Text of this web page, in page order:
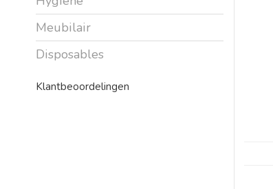
Meubilair
Disposables
Klantbeoordelingen